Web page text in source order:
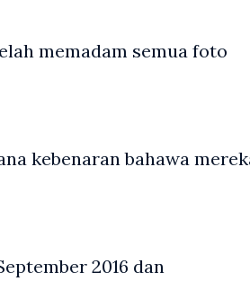
memadam semua foto
kebenaran bahawa
2016 dan